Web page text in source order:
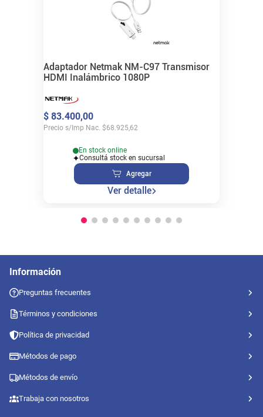
Adaptador Netmak NM-C97 Transmisor
HDMI Inalámbrico 1080P
$ 83.400,00
Precio s/Imp Nac. $68.925,62
En stock online
Consultá stock en sucursal
Agregar
Ver detalle
Información
Preguntas frecuentes
Términos y condiciones
Política de privacidad
Métodos de pago
Métodos de envío
Trabaja con nosotros